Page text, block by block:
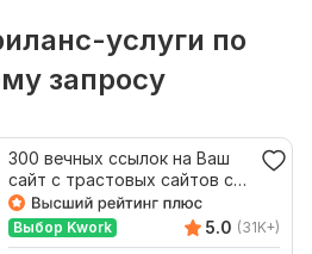
услуги по
запросу
300 вечных ссылок на Ваш
сайт с трастовых сайтов с
высоким ИКС
Выбор Kwork 5.0 (31K+)